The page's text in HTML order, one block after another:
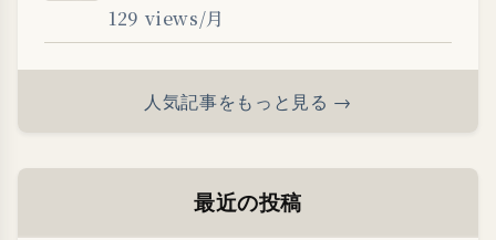
129 views/月
人気記事をもっと見る →
最近の投稿